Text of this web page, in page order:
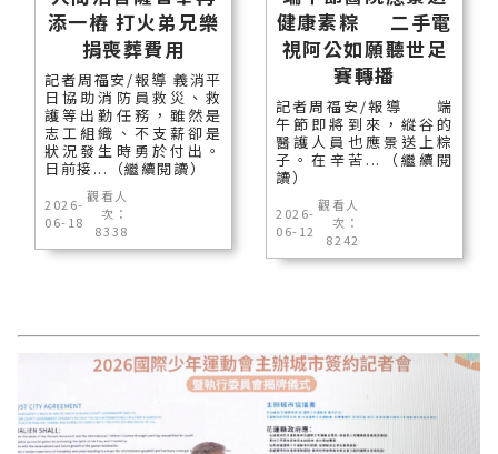
添一樁 打火弟兄樂
捐喪葬費用
記者周福安/報導 義消平
日協助消防員救災、救
護等出勤任務，雖然是
志工組織、不支薪卻是
狀況發生時勇於付出。
日前接...（繼續閱讀）
2026-
06-18
觀看人
次：
8338
健康素粽 二手電
視阿公如願聽世足
賽轉播
記者周福安/報導 端
午節即將到來，縱谷的
醫護人員也應景送上粽
子。在辛苦...（繼續閱
讀）
2026-
06-12
觀看人
次：
8242